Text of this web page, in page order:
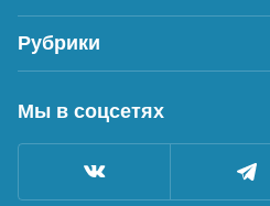
Рубрики
Мы в соцсетях